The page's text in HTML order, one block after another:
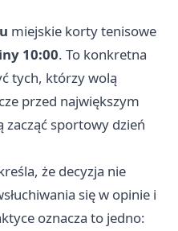
miejskie korty tenisowe
10:00. To konkretna
tych, którzy wolą
przed największym
zacząć sportowy dzień
że decyzja nie
się w opinie i
oznacza to jedno: